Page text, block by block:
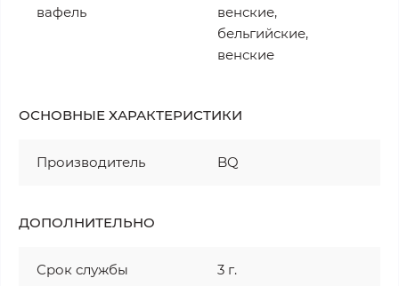
вафель
венские,
бельгийские,
венские
ОСНОВНЫЕ ХАРАКТЕРИСТИКИ
Производитель BQ
ДОПОЛНИТЕЛЬНО
Срок службы 3 г.